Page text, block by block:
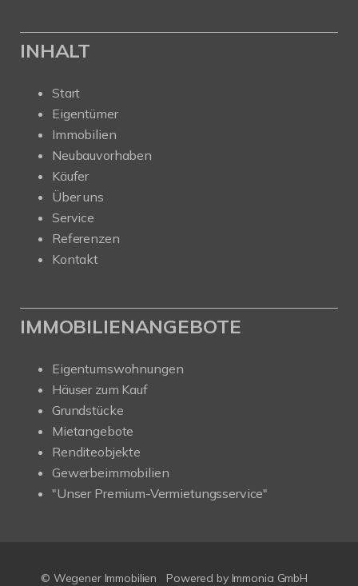
INHALT
Start
Eigentümer
Immobilien
Neubauvorhaben
Käufer
Über uns
Service
Referenzen
Kontakt
IMMOBILIENANGEBOTE
Eigentumswohnungen
Häuser zum Kauf
Grundstücke
Mietangebote
Renditeobjekte
Gewerbeimmobilien
"Unser Premium-Vermietungsservice"
© Wegener Immobilien Powered by Immonia GmbH